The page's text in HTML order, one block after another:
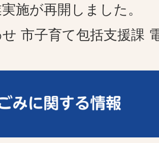
施が再開しました。
せ 市子育て包括支援課